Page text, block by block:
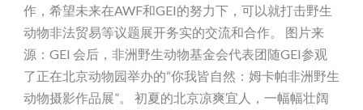
作，希望未来在AWF和GEI的努力下，可以就打击野生
动物非法贸易等议题展开务实的交流和合作。 图片来
源：GEI 会后，非洲野生动物基金会代表团随GEI参观
了正在北京动物园举办的“你我皆自然：姆卡帕非洲野生
动物摄影作品展”。 初夏的北京凉爽宜人，一幅幅壮阔